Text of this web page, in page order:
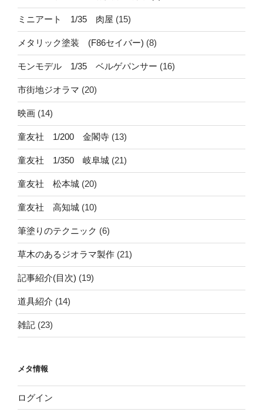
ミニアート 1/35 肉屋 (15)
メタリック塗装 (F86セイバー) (8)
モンモデル 1/35 ベルゲパンサー (16)
市街地ジオラマ (20)
映画 (14)
童友社 1/200 金閣寺 (13)
童友社 1/350 岐阜城 (21)
童友社 松本城 (20)
童友社 高知城 (10)
筆塗りのテクニック (6)
草木のあるジオラマ製作 (21)
記事紹介(目次) (19)
道具紹介 (14)
雑記 (23)
メタ情報
ログイン